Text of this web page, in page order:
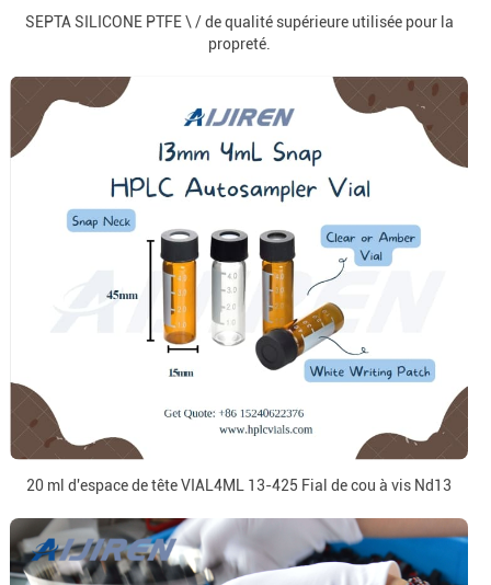
SEPTA SILICONE PTFE \ / de qualité supérieure utilisée pour la
propreté.
20 ml d'espace de tête VIAL4ML 13-425 Fial de cou à vis Nd13